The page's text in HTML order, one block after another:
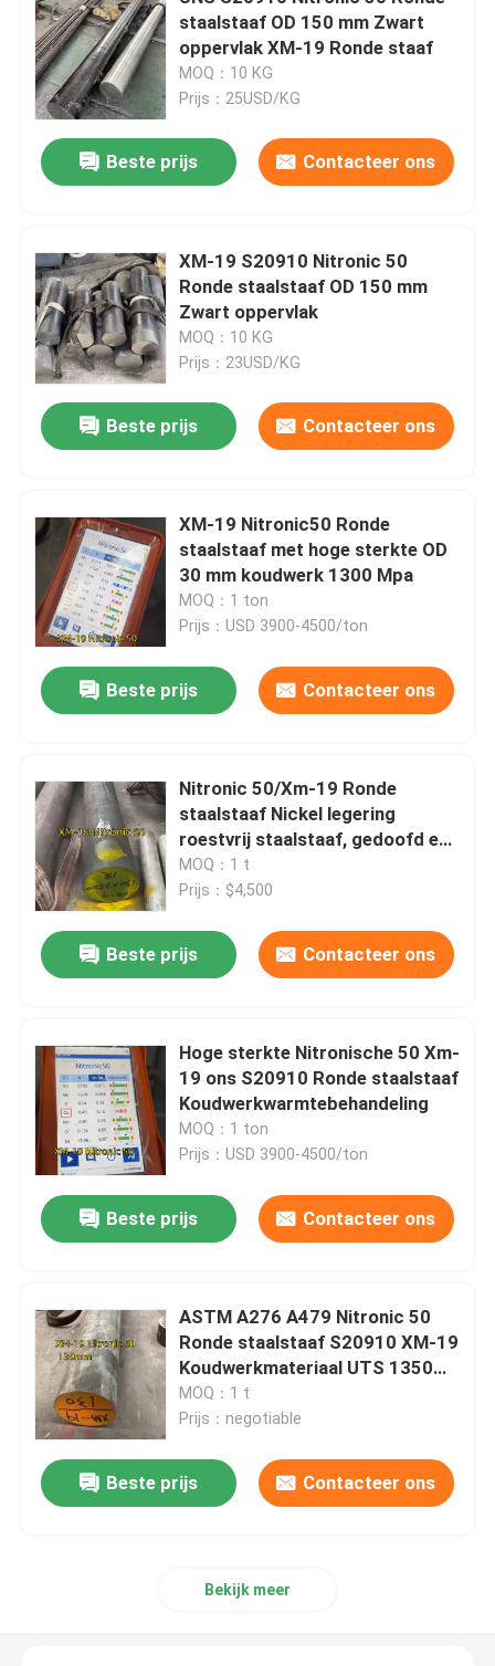
staalstaaf OD 150 mm Zwart
oppervlak XM-19 Ronde staaf
MOQ：10 KG
Prijs：25USD/KG
Beste prijs Contacteer ons
XM-19 S20910 Nitronic 50
Ronde staalstaaf OD 150 mm
Zwart oppervlak
MOQ：10 KG
Prijs：23USD/KG
Beste prijs Contacteer ons
XM-19 Nitronic50 Ronde
staalstaaf met hoge sterkte OD
30 mm koudwerk 1300 Mpa
MOQ：1 ton
Prijs：USD 3900-4500/ton
Beste prijs Contacteer ons
Nitronic 50/Xm-19 Ronde
staalstaaf Nickel legering
roestvrij staalstaaf, gedoofd en
gehard
MOQ：1 t
Prijs：$4,500
Beste prijs Contacteer ons
Hoge sterkte Nitronische 50 Xm-
19 ons S20910 Ronde staalstaaf
Koudwerkwarmtebehandeling
MOQ：1 ton
Prijs：USD 3900-4500/ton
Beste prijs Contacteer ons
ASTM A276 A479 Nitronic 50
Ronde staalstaaf S20910 XM-19
Koudwerkmateriaal UTS 1350
MPA
MOQ：1 t
Prijs：negotiable
Beste prijs Contacteer ons
Bekijk meer